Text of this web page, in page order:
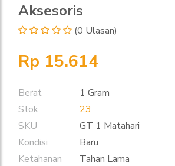
Aksesoris
(0 Ulasan)
Rp 15.614
Berat
1 Gram
Stok
23
SKU
GT 1 Matahari
Kondisi
Baru
Ketahanan
Tahan Lama